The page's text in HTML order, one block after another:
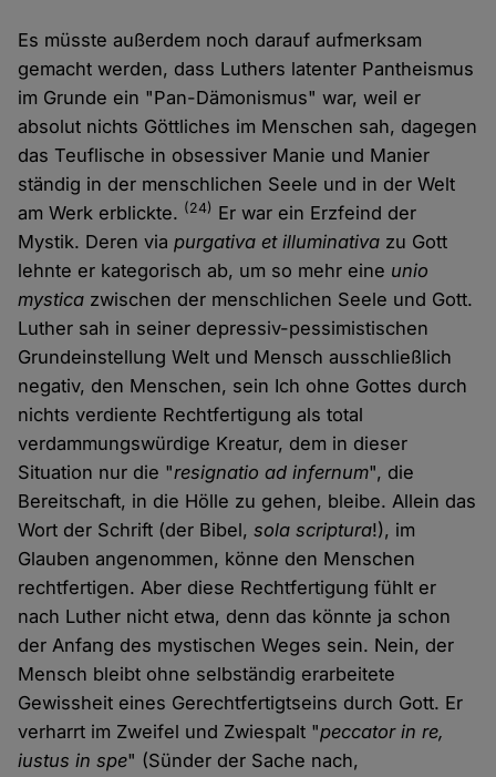
Es müsste außerdem noch darauf aufmerksam
gemacht werden, dass Luthers latenter Pantheismus
im Grunde ein "Pan-Dämonismus" war, weil er
absolut nichts Göttliches im Menschen sah, dagegen
das Teuflische in obsessiver Manie und Manier
ständig in der menschlichen Seele und in der Welt
am Werk erblickte. (24) Er war ein Erzfeind der
Mystik. Deren viapurgativa et illuminativa zu Gott
lehnte er kategorisch ab, um so mehr eine unio
mystica zwischen der menschlichen Seele und Gott.
Luther sah in seiner depressiv-pessimistischen
Grundeinstellung Welt und Mensch ausschließlich
negativ, den Menschen, sein Ich ohne Gottes durch
nichts verdiente Rechtfertigung als total
verdammungswürdige Kreatur, dem in dieser
Situation nur die "resignatio ad infernum", die
Bereitschaft, in die Hölle zu gehen, bleibe. Allein das
Wort der Schrift (der Bibel,sola scriptura!), im
Glauben angenommen, könne den Menschen
rechtfertigen. Aber diese Rechtfertigung fühlt er
nach Luther nicht etwa, denn das könnte ja schon
der Anfang des mystischen Weges sein. Nein, der
Mensch bleibt ohne selbständig erarbeitete
Gewissheit eines Gerechtfertigtseins durch Gott. Er
verharrt im Zweifel und Zwiespalt "peccator in re,
iustus in spe" (Sünder der Sache nach,